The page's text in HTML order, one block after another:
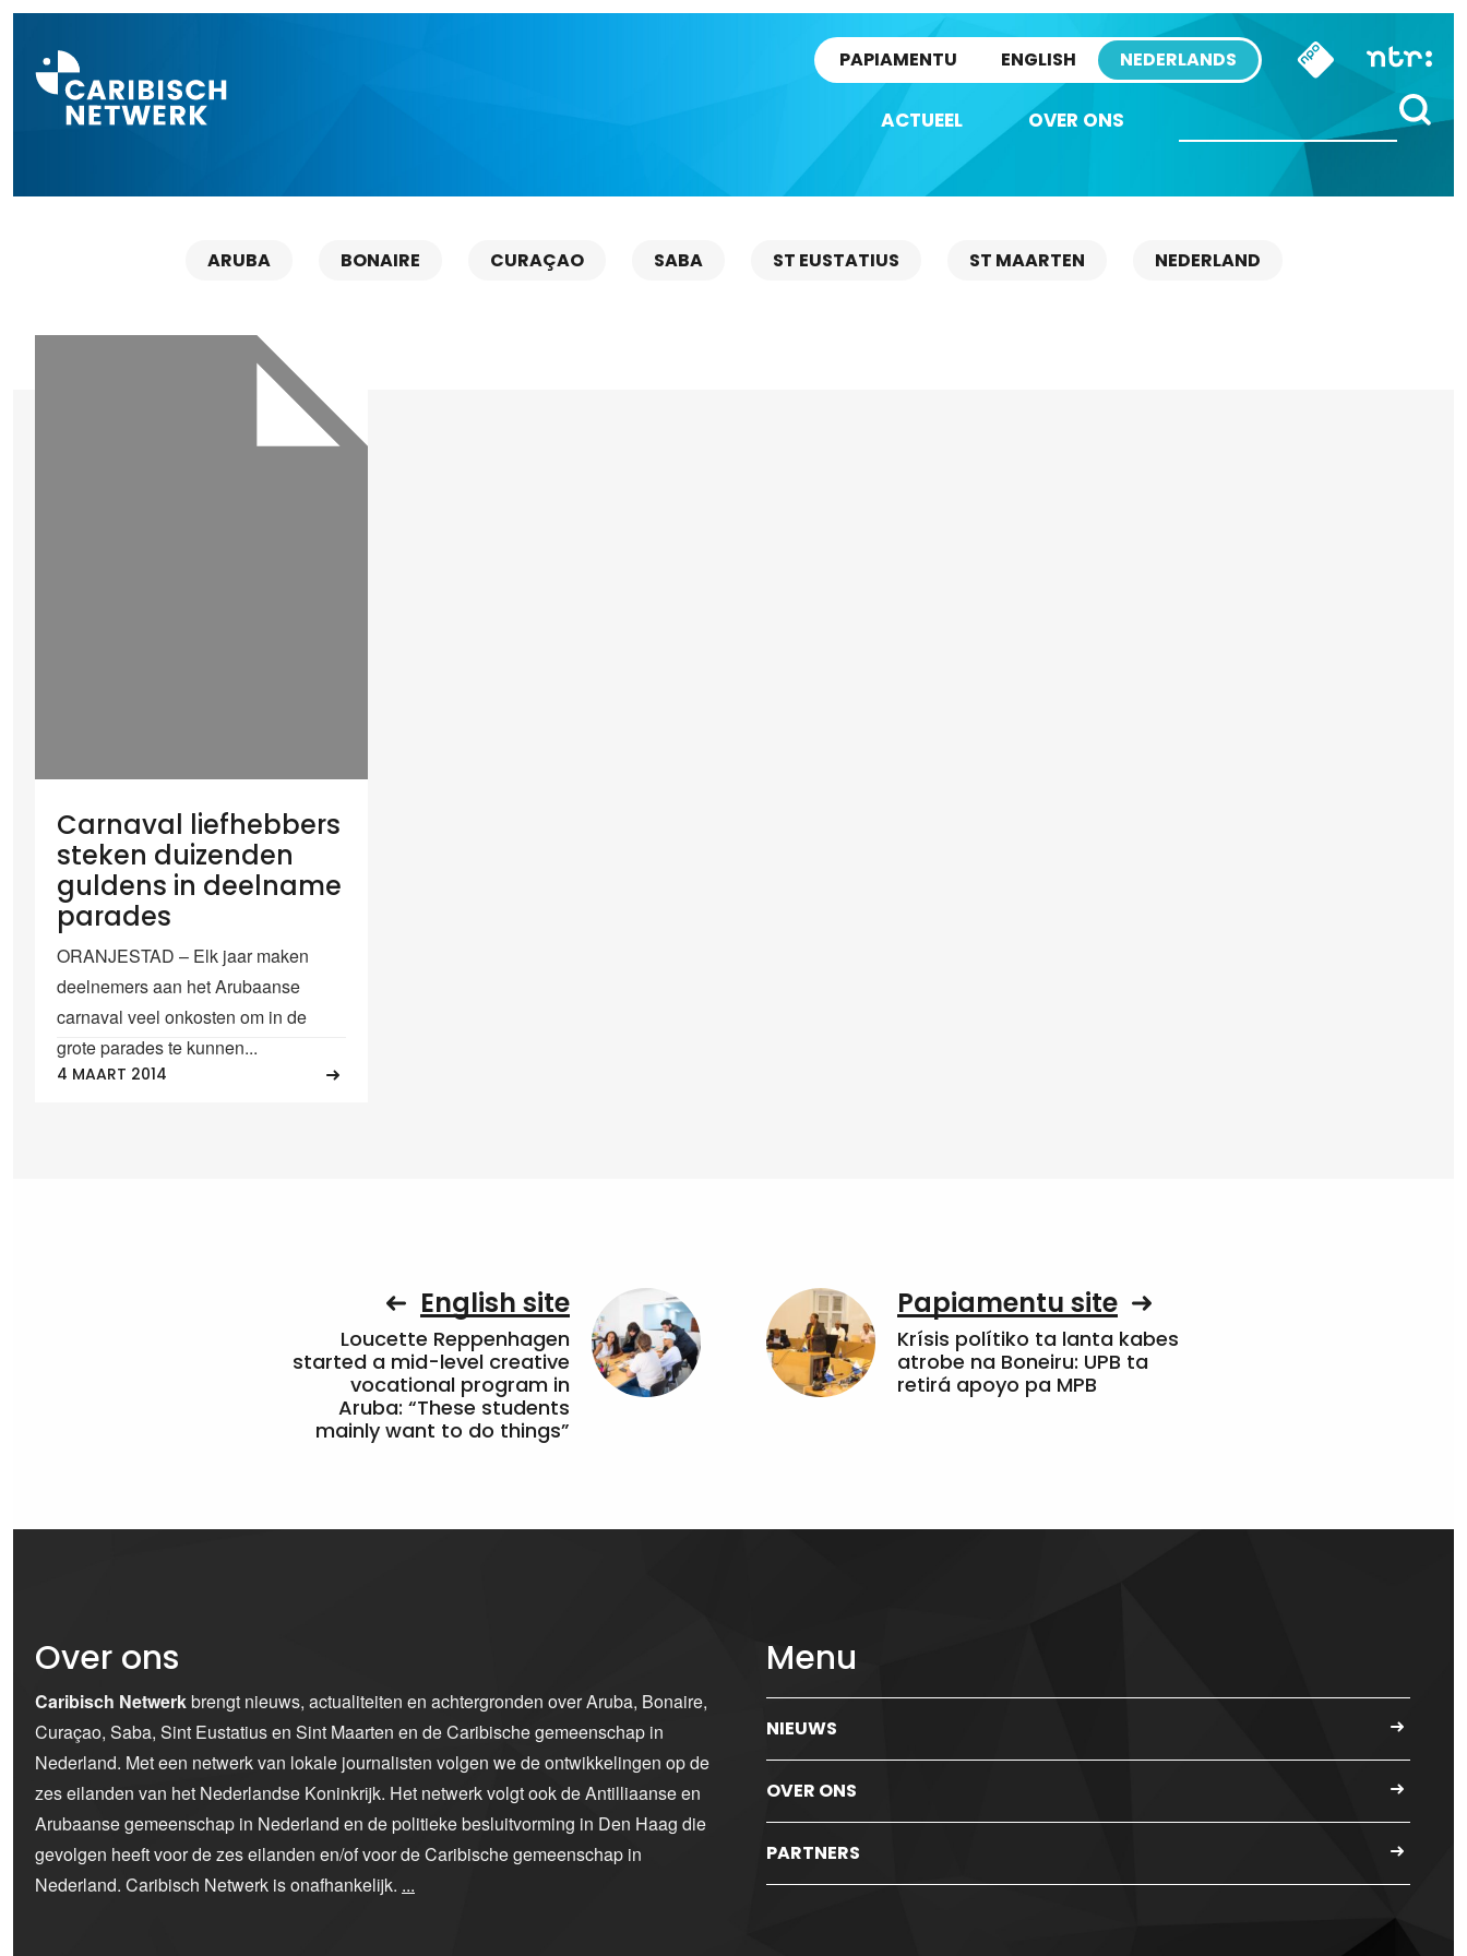
PAPIAMENTU ENGLISH NEDERLANDS
ACTUEEL OVER ONS
ARUBA BONAIRE CURAÇAO SABA ST EUSTATIUS ST MAARTEN NEDERLAND
Carnaval liefhebbers
steken duizenden
guldens in deelname
parades
ORANJESTAD – Elk jaar maken
deelnemers aan het Arubaanse
carnaval veel onkosten om in de
grote parades te kunnen...
4 MAART 2014
English site
Loucette Reppenhagen
started a mid-level creative
vocational program in
Aruba: “These students
mainly want to do things”
Papiamentu site
Krísis polítiko ta lanta kabes
atrobe na Boneiru: UPB ta
retirá apoyo pa MPB
Over ons
Caribisch Netwerkbrengt nieuws, actualiteiten en achtergronden over Aruba, Bonaire,
Curaçao, Saba, Sint Eustatius en Sint Maarten en de Caribische gemeenschap in
Nederland. Met een netwerk van lokale journalisten volgen we de ontwikkelingen op de
zes eilanden van het Nederlandse Koninkrijk. Het netwerk volgt ook de Antilliaanse en
Arubaanse gemeenschap in Nederland en de politieke besluitvorming in Den Haag die
gevolgen heeft voor de zes eilanden en/of voor de Caribische gemeenschap in
Nederland. Caribisch Netwerk is onafhankelijk. ...
Menu
NIEUWS
OVER ONS
PARTNERS